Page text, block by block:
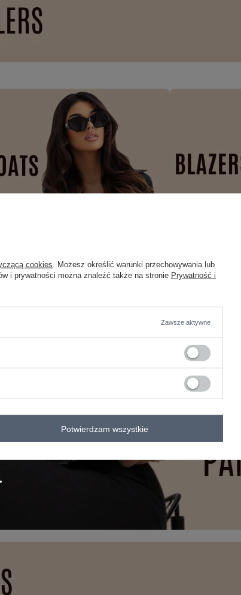
cookies . Możesz określić warunki przechowywania lub
i prywatności można znaleźć także na stronie Prywatność i
Zawsze aktywne
Potwierdzam wszystkie